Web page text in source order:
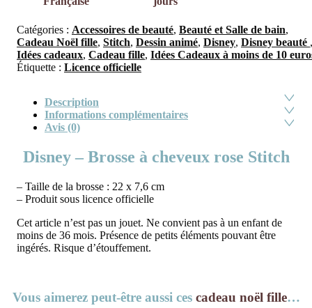
Catégories : Accessoires de beauté, Beauté et Salle de bain,
Cadeau Noël fille, Stitch, Dessin animé, Disney, Disney beauté ,
Idées cadeaux, Cadeau fille, Idées Cadeaux à moins de 10
Étiquette : Licence officielle
Description
Informations complémentaires
Avis (0)
Disney – Brosse à cheveux rose Stitch
– Taille de la brosse : 22 x 7,6 cm
– Produit sous licence officielle
Cet article n’est pas un jouet. Ne convient pas à un enfant de
moins de 36 mois. Présence de petits éléments pouvant être
ingérés. Risque d’étouffement.
Vous aimerez peut-être aussi ces cadeau noël fille…